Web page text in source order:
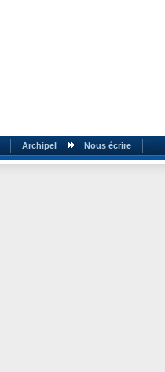
Archipel Nous écrire